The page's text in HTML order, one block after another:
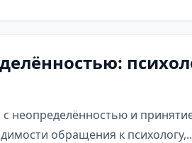
неопределённостью и
обращения к